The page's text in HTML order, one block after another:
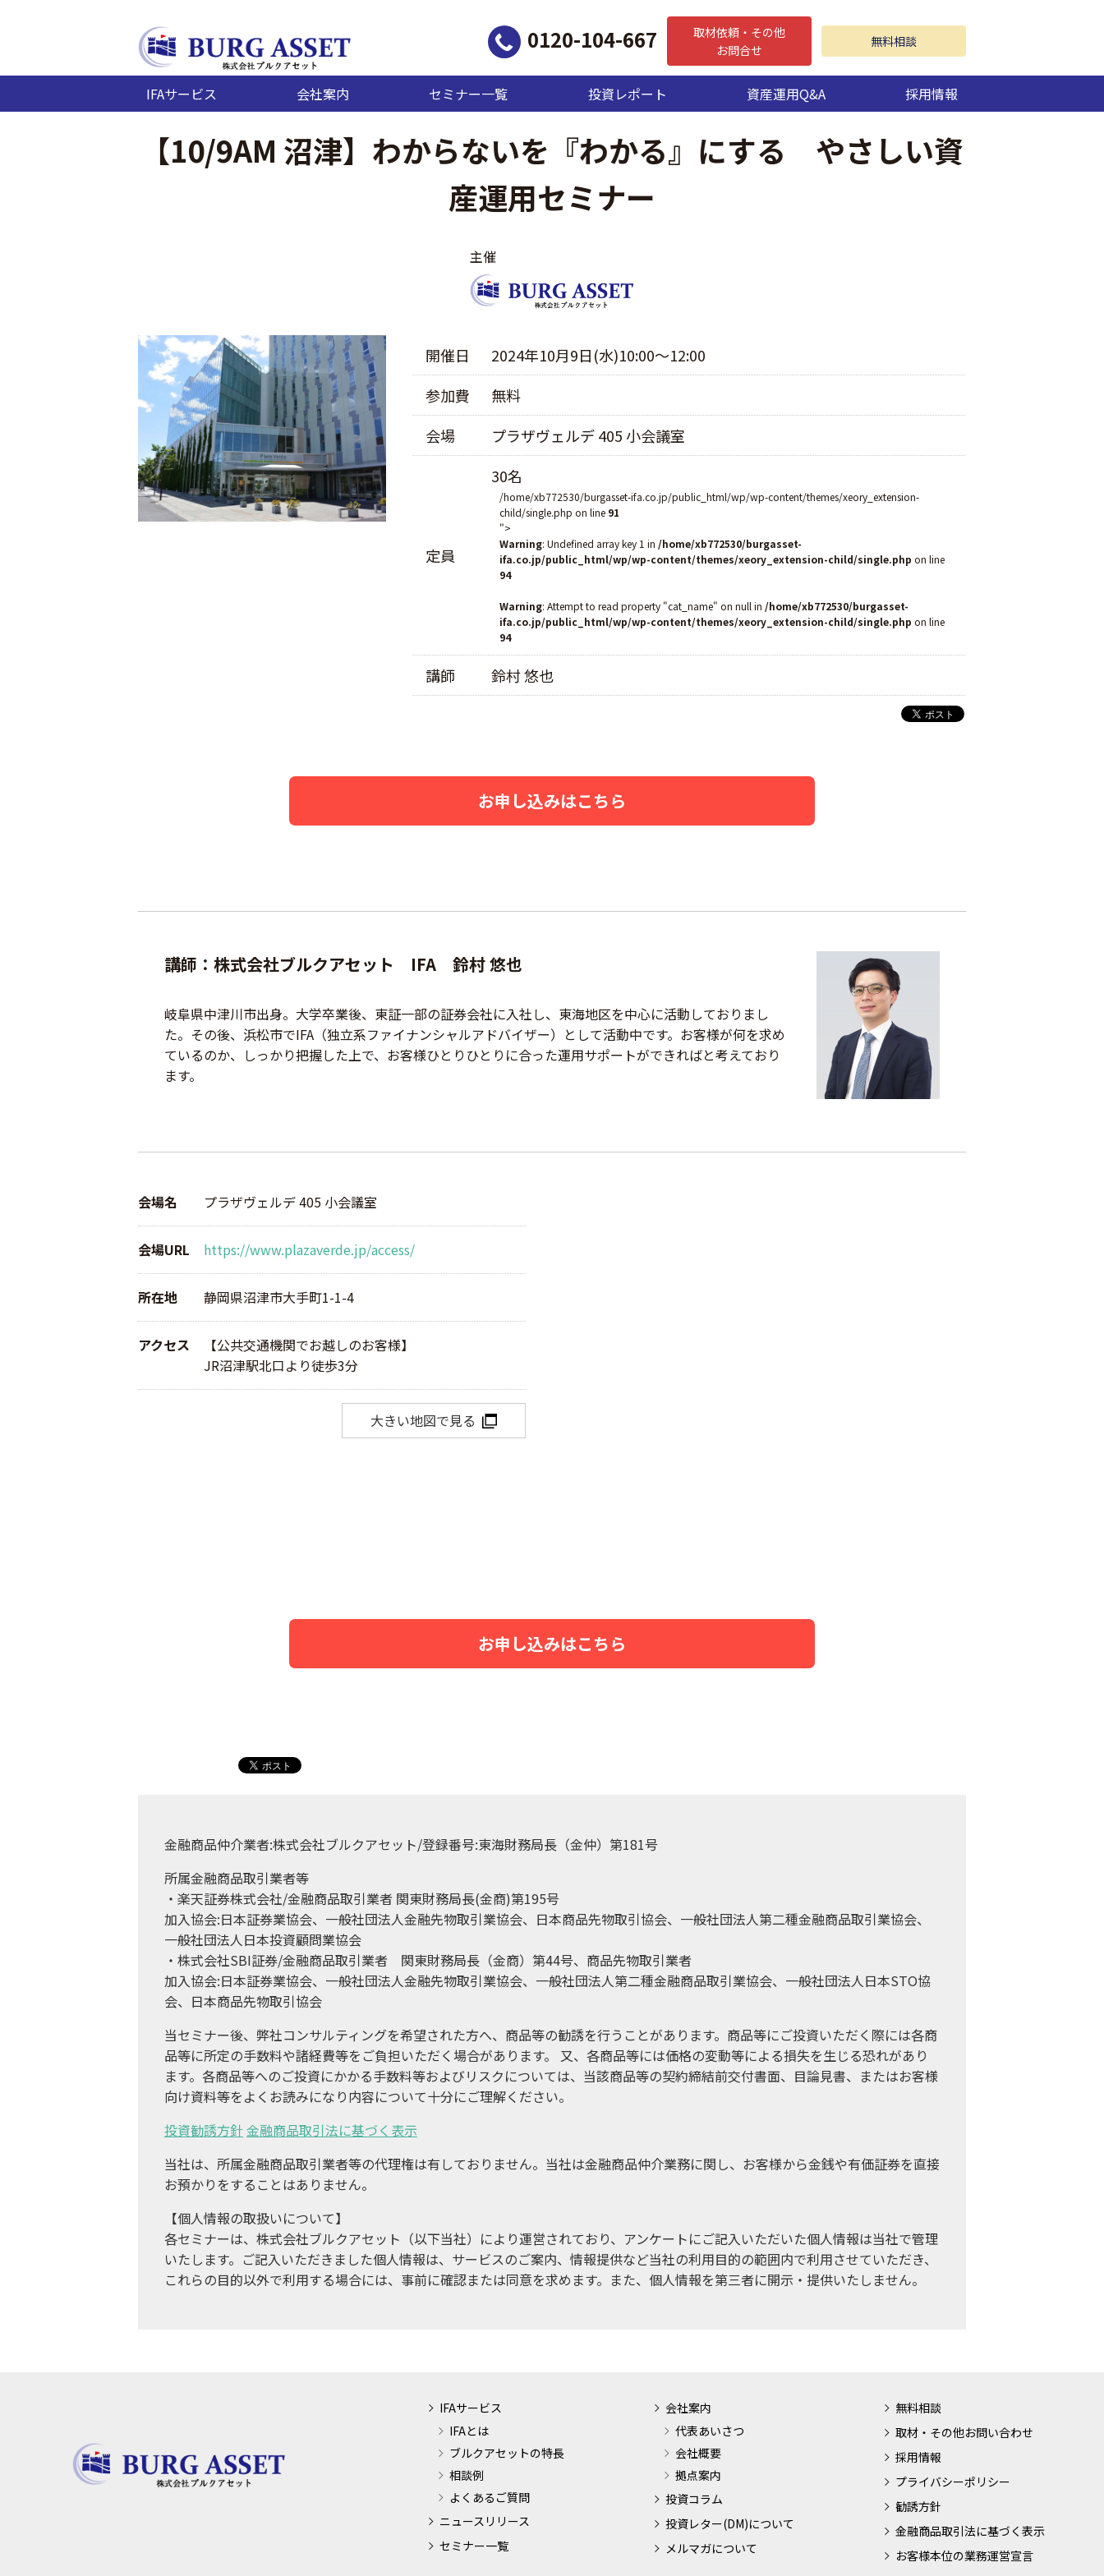
0120-104-667
取材依頼・その他
お問合せ
無料相談
IFAサービス 会社案内 セミナー一覧 投資レポート 資産運用Q&A 採用情報
【10/9AM 沼津】わからないを『わかる』にする やさしい資
産運用セミナー
主催
開催日
2024年10月9日(水)10:00～12:00
参加費
無料
会場
プラザヴェルデ 405 小会議室
定員
30名
/home/xb772530/burgasset-ifa.co.jp/public_html/wp/wp-content/themes/xeory_extension-
child/single.php on line 91
">
Warning: Undefined array key 1 in /home/xb772530/burgasset-
ifa.co.jp/public_html/wp/wp-content/themes/xeory_extension-child/single.php on line
94
Warning: Attempt to read property "cat_name" on null in /home/xb772530/burgasset-
ifa.co.jp/public_html/wp/wp-content/themes/xeory_extension-child/single.php on line
94
講師 鈴村 悠也
お申し込みはこちら
講師：株式会社ブルクアセット IFA 鈴村 悠也
岐阜県中津川市出身。大学卒業後、東証一部の証券会社に入社し、東海地区を中心に活動しておりまし
た。その後、浜松市でIFA（独立系ファイナンシャルアドバイザー）として活動中です。お客様が何を求め
ているのか、しっかり把握した上で、お客様ひとりひとりに合った運用サポートができればと考えており
ます。
会場名 プラザヴェルデ 405 小会議室
会場URL https://www.plazaverde.jp/access/
所在地 静岡県沼津市大手町1-1-4
アクセス
【公共交通機関でお越しのお客様】
JR沼津駅北口より徒歩3分
大きい地図で見る
お申し込みはこちら
金融商品仲介業者:株式会社ブルクアセット/登録番号:東海財務局長（金仲）第181号
所属金融商品取引業者等
・楽天証券株式会社/金融商品取引業者 関東財務局長(金商)第195号
加入協会:日本証券業協会、一般社団法人金融先物取引業協会、日本商品先物取引協会、一般社団法人第二種金融商品取引業協会、
一般社団法人日本投資顧問業協会
・株式会社SBI証券/金融商品取引業者 関東財務局長（金商）第44号、商品先物取引業者
加入協会:日本証券業協会、一般社団法人金融先物取引業協会、一般社団法人第二種金融商品取引業協会、一般社団法人日本STO協
会、日本商品先物取引協会
当セミナー後、弊社コンサルティングを希望された方へ、商品等の勧誘を行うことがあります。商品等にご投資いただく際には各商
品等に所定の手数料や諸経費等をご負担いただく場合があります。 又、各商品等には価格の変動等による損失を生じる恐れがあり
ます。各商品等へのご投資にかかる手数料等およびリスクについては、当該商品等の契約締結前交付書面、目論見書、またはお客様
向け資料等をよくお読みになり内容について十分にご理解ください。
投資勧誘方針金融商品取引法に基づく表示
当社は、所属金融商品取引業者等の代理権は有しておりません。当社は金融商品仲介業務に関し、お客様から金銭や有価証券を直接
お預かりをすることはありません。
【個人情報の取扱いについて】
各セミナーは、株式会社ブルクアセット（以下当社）により運営されており、アンケートにご記入いただいた個人情報は当社で管理
いたします。ご記入いただきました個人情報は、サービスのご案内、情報提供など当社の利用目的の範囲内で利用させていただき、
これらの目的以外で利用する場合には、事前に確認または同意を求めます。また、個人情報を第三者に開示・提供いたしません。
IFAサービス
IFAとは
ブルクアセットの特長
相談例
よくあるご質問
ニュースリリース
セミナー一覧
会社案内
代表あいさつ
会社概要
拠点案内
投資コラム
投資レター(DM)について
メルマガについて
無料相談
取材・その他お問い合わせ
採用情報
プライバシーポリシー
勧誘方針
金融商品取引法に基づく表示
お客様本位の業務運営宣言